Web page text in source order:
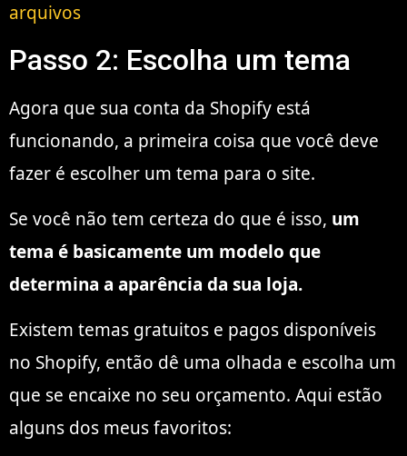
arquivos
Passo 2: Escolha um tema
Agora que sua conta da Shopify está
funcionando, a primeira coisa que você deve
fazer é escolher um tema para o site.
Se você não tem certeza do que é isso, um
tema é basicamente um modelo que
determina a aparência da sua loja.
Existem temas gratuitos e pagos disponíveis
no Shopify, então dê uma olhada e escolha um
que se encaixe no seu orçamento. Aqui estão
alguns dos meus favoritos: